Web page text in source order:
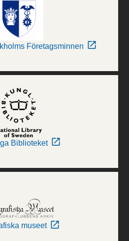
Företagsminnen
Biblioteket
museet